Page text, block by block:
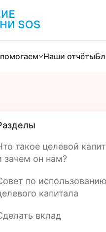
Наши отчёты
такое целевой
зачем он нам?
по использованию
капитала
вклад